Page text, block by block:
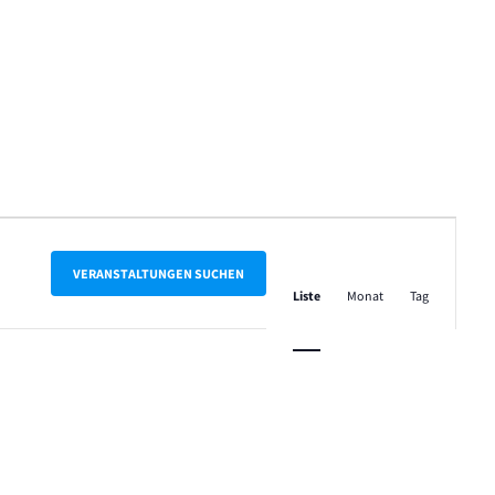
VERANSTALTUNGEN SUCHEN
Navigation
Liste Monat Tag